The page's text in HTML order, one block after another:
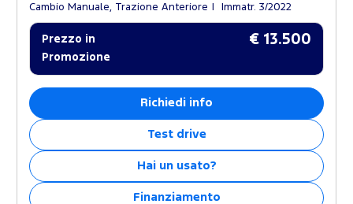
Cambio Manuale, Trazione Anteriore
Immatr. 3/2022
Prezzo in
Promozione
€ 13.500
Richiedi info
Test drive
Hai un usato?
Finanziamento